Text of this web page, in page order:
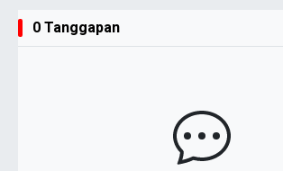
0 Tanggapan